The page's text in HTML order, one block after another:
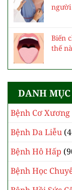
Biến
thế
DANH
Bệnh Cơ
Bệnh Da Liễu
Bệnh Hô Hấp
Bệnh Học